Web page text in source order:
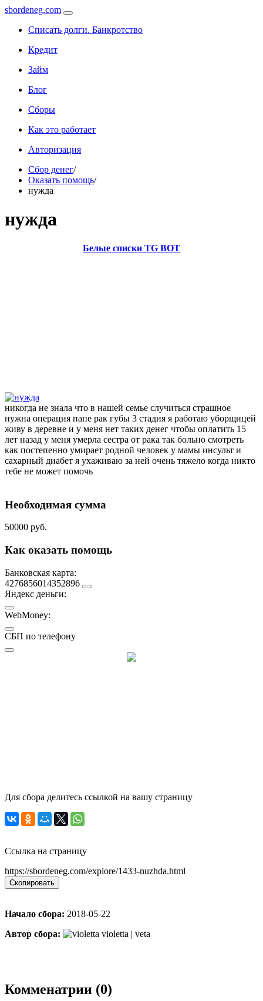
sbordeneg.com
Списать долги. Банкротство
Кредит
Займ
Блог
Сборы
Как это работает
Авторизация
Сбор денег/
Оказать помощь/
нужда
нужда
Белые списки TG BOT
никогда не знала что в нашей семье случиться страшное
нужна операция папе рак губы 3 стадия я работаю уборщицей
живу в деревне и у меня нет таких денег чтобы оплатить 15
лет назад у меня умерла сестра от рака так больно смотреть
как постепенно умирает родной человек у мамы инсульт и
сахарный диабет я ухаживаю за ней очень тяжело когда никто
тебе не может помочь
Необходимая сумма
50000 руб.
Как оказать помощь
Банковская карта:
4276856014352896
Яндекс деньги:
WebMoney:
СБП по телефону
Для сбора делитесь ссылкой на вашу страницу
Ссылка на страницу
https://sbordeneg.com/explore/1433-nuzhda.html
Скопировать
Начало сбора: 2018-05-22
Автор сбора:
violetta | veta
Комменатрии (0)